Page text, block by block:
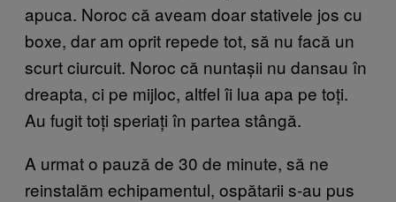
apuca. Noroc că aveam doar stativele jos cu
boxe, dar am oprit repede tot, să nu facă un
scurt ciurcuit. Noroc că nuntașii nu dansau în
dreapta, ci pe mijloc, altfel îi lua apa pe toți.
Au fugit toți speriați în partea stângă.
A urmat o pauză de 30 de minute, să ne
reinstalăm echipamentul, ospătarii s-au pus